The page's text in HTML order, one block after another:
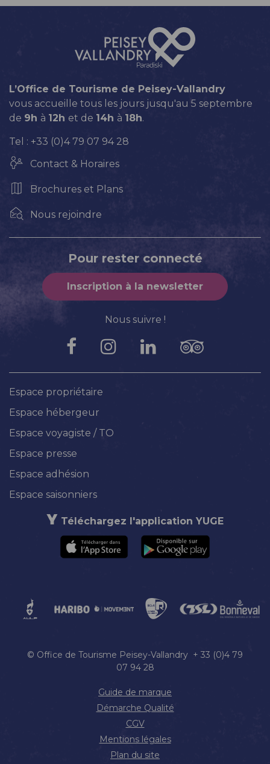
L’Office de Tourisme de Peisey-Vallandry
vous accueille tous les jours jusqu'au 5 septembre
de 9h à 12h et de 14h à 18h.
Tel : +33 (0)4 79 07 94 28
Contact & Horaires
Brochures et Plans
Nous rejoindre
Pour rester connecté
Inscription à la newsletter
Nous suivre !
Espace propriétaire
Espace hébergeur
Espace voyagiste / TO
Espace presse
Espace adhésion
Espace saisonniers
Téléchargez l'application YUGE
© Office de Tourisme Peisey-Vallandry + 33 (0)4 79
07 94 28
Guide de marque
Démarche Qualité
CGV
Mentions légales
Plan du site